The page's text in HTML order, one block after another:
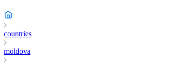
countries
moldova